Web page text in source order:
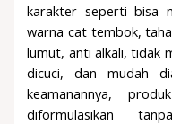
karakter seperti bisa
warna cat tembok,
lumut, anti alkali, tidak
dicuci, dan mudah
keamanannya,
diformulasikan